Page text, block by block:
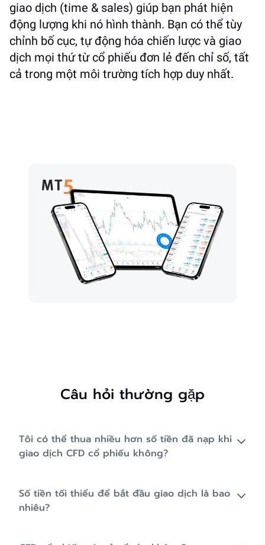
giao dịch (time & sales) giúp bạn phát hiện
động lượng khi nó hình thành. Bạn có thể tùy
chỉnh bố cục, tự động hóa chiến lược và giao
dịch mọi thứ từ cổ phiếu đơn lẻ đến chỉ số, tất
cả trong một môi trường tích hợp duy nhất.
Câu hỏi thường gặp
Tôi có thể thua nhiều hơn số tiền đã nạp khi
giao dịch CFD cổ phiếu không?
Số tiền tối thiểu để bắt đầu giao dịch là bao
nhiêu?